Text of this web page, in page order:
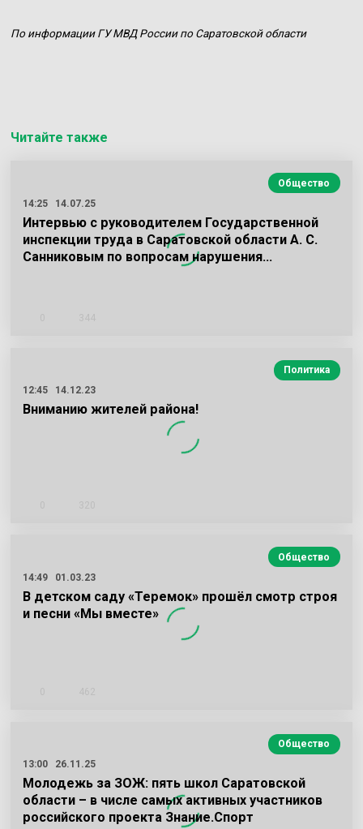
По информации ГУ МВД России по Саратовской области
Читайте также
Общество
14:25
14.07.25
Интервью с руководителем Государственной
инспекции труда в Саратовской области А. С.
Санниковым по вопросам нарушения…
Политика
12:45
14.12.23
Вниманию жителей района!
Общество
14:49
01.03.23
В детском саду «Теремок» прошёл смотр строя
и песни «Мы вместе»
Общество
13:00
26.11.25
Молодежь за ЗОЖ: пять школ Саратовской
области – в числе самых активных участников
российского проекта Знание.Спорт